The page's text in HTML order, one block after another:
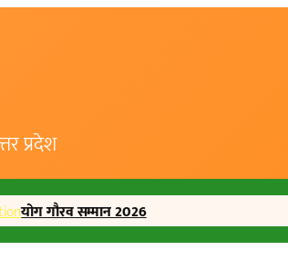
प्रदेश
योग गौरव सम्मान 2026